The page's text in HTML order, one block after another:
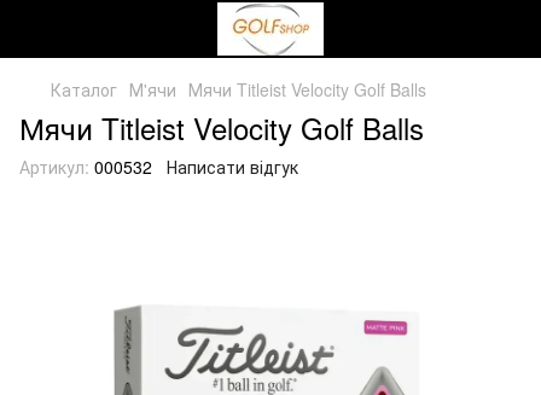
Каталог М'ячи Мячи Titleist Velocity Golf Balls
Мячи Titleist Velocity Golf Balls
Артикул: 000532 Написати відгук